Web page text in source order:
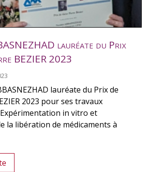
lauréate du Prix
BEZIER 2023
lauréate du Prix de
2023 pour ses travaux
in vitro et
la libération de médicaments à